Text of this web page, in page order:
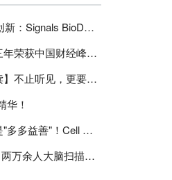
从DNA设计到药物创新：Signals BioDesign如何重塑分子生物学研发生态！
贝克曼库尔特连续三年荣获中国财经峰会三项大奖！
【人工耳蜗技术解读】不止听见，更要听见未来 ---- 智能耳蜗，开启人工耳蜗技术新纪元！
华！
实锤！蛋白质真不是"多多益善"！Cell Press Blue：适度限蛋白，反而拉长健康寿命！
Nat Mental Health：两万余人大脑扫描刷新抑郁脑科学认知！抑郁不只是情绪病，视觉、运动脑区同步受损！